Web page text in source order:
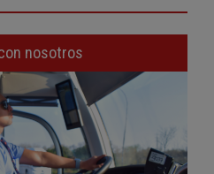
nosotros